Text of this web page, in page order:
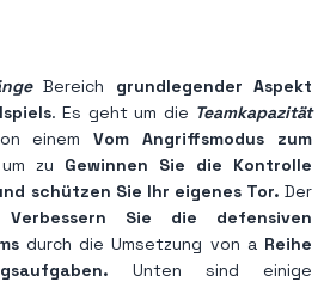
Bereich grundlegender Aspekt
. Es geht um die Teamkapazität
einemVom Angriffsmodus zum
zu Gewinnen Sie die Kontrolle
schützen Sie Ihr eigenes Tor. Der
Verbessern Sie die defensiven
durch die Umsetzung von a Reihe
Unten sind einige